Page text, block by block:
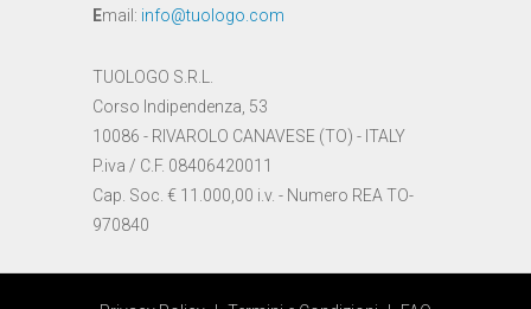
Email: info@tuologo.com
TUOLOGO S.R.L.
Corso Indipendenza, 53
10086 - RIVAROLO CANAVESE (TO) - ITALY
P.iva / C.F. 08406420011
Cap. Soc. € 11.000,00 i.v. - Numero REA TO-
970840